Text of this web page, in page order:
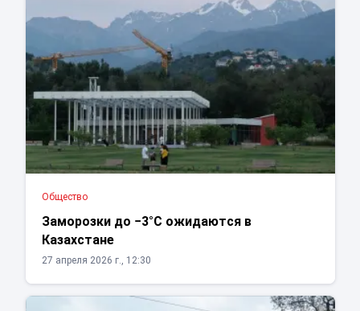
Общество
Заморозки до −3°C ожидаются в
Казахстане
27 апреля 2026 г., 12:30